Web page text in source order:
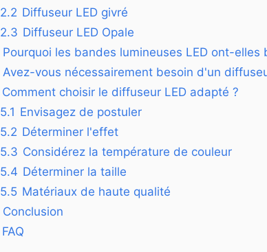
2.2 Diffuseur LED givré
2.3 Diffuseur LED Opale
Pourquoi les bandes lumineuses LED ont-elles
Avez-vous nécessairement besoin d'un
Comment choisir le diffuseur LED adapté ?
5.1 Envisagez de postuler
5.2 Déterminer l'effet
5.3 Considérez la température de couleur
5.4 Déterminer la taille
5.5 Matériaux de haute qualité
Conclusion
FAQ